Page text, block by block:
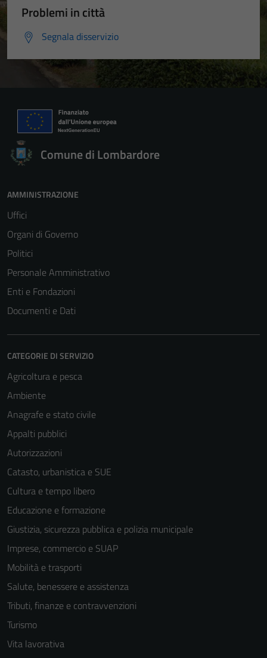
Problemi in città
Segnala disservizio
Comune di Lombardore
AMMINISTRAZIONE
Uffici
Organi di Governo
Politici
Personale Amministrativo
Enti e Fondazioni
Documenti e Dati
CATEGORIE DI SERVIZIO
Agricoltura e pesca
Ambiente
Anagrafe e stato civile
Appalti pubblici
Autorizzazioni
Catasto, urbanistica e SUE
Cultura e tempo libero
Educazione e formazione
Giustizia, sicurezza pubblica e polizia municipale
Imprese, commercio e SUAP
Mobilità e trasporti
Salute, benessere e assistenza
Tributi, finanze e contravvenzioni
Turismo
Vita lavorativa